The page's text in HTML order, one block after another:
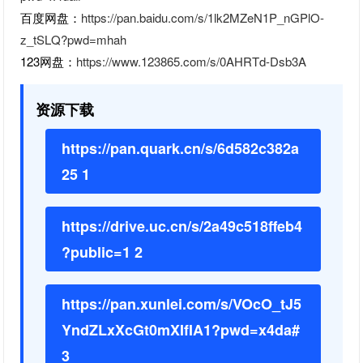
百度网盘： https://pan.baidu.com/s/1lk2MZeN1P_nGPlO-
z_tSLQ?pwd=mhah
123网盘： https://www.123865.com/s/0AHRTd-Dsb3A
资源下载
https://pan.quark.cn/s/6d582c382a
25 1
https://drive.uc.cn/s/2a49c518ffeb4
?public=1 2
https://pan.xunlei.com/s/VOcO_tJ5
YndZLxXcGt0mXIfIA1?pwd=x4da#
3